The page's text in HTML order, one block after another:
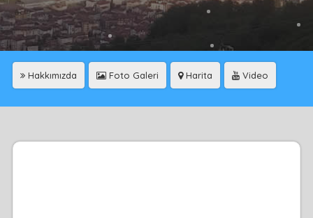
Hakkımızda Foto Galeri Harita Video